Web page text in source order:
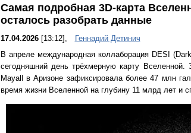
Самая подробная 3D-карта
осталось разобрать данные
17.04.2026[13:12],
Геннадий Детинич
В апреле международная коллаборация DESI
сегодняшний день трёхмерную карту Вселенной.
Mayall в Аризоне зафиксировала более 47 млн
время жизни Вселенной на глубину 11 млрд лет и